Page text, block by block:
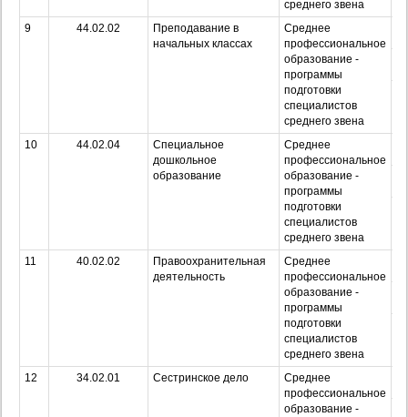
среднего звена
9 44.02.02
Преподавание в
начальных классах
Среднее
профессиональное
образование -
программы
подготовки
специалистов
среднего звена
10 44.02.04
Специальное
дошкольное
образование
Среднее
профессиональное
образование -
программы
подготовки
специалистов
среднего звена
11 40.02.02
Правоохранительная
деятельность
Среднее
профессиональное
образование -
программы
подготовки
специалистов
среднего звена
12 34.02.01 Сестринское дело
Среднее
профессиональное
образование -